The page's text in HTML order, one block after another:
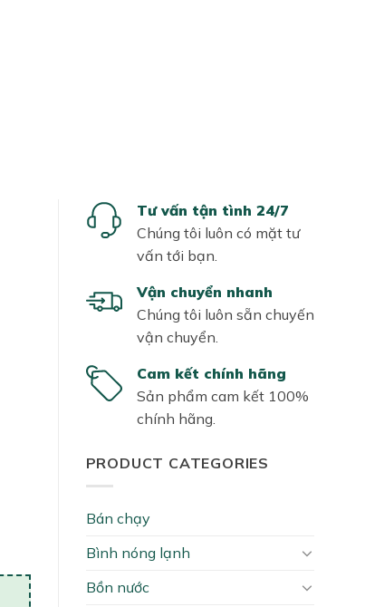
Tư vấn tận tình 24/7
Chúng tôi luôn có mặt tư
vấn tới bạn.
Vận chuyển nhanh
Chúng tôi luôn sẵn chuyến
vận chuyển.
Cam kết chính hãng
Sản phẩm cam kết 100%
chính hãng.
PRODUCT CATEGORIES
Bán chạy
Bình nóng lạnh
Bồn nước